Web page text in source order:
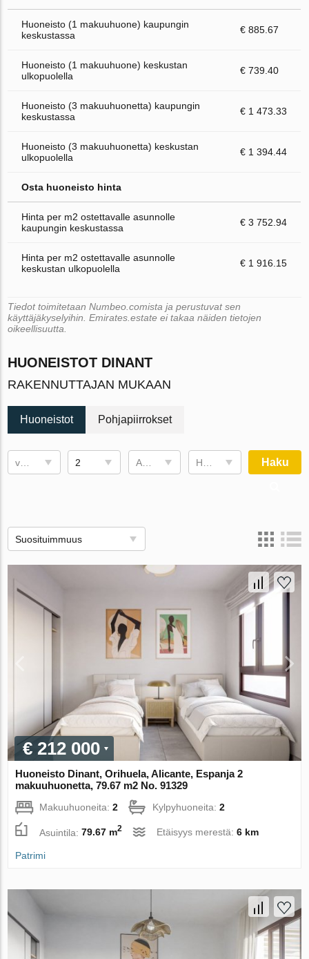
Huoneisto (1 makuuhuone) kaupungin
keskustassa
€ 885.67
Huoneisto (1 makuuhuone) keskustan
ulkopuolella
€ 739.40
Huoneisto (3 makuuhuonetta) kaupungin
keskustassa
€ 1 473.33
Huoneisto (3 makuuhuonetta) keskustan
ulkopuolella
€ 1 394.44
Osta huoneisto hinta
Hinta per m2 ostettavalle asunnolle
kaupungin keskustassa
€ 3 752.94
Hinta per m2 ostettavalle asunnolle
keskustan ulkopuolella
€ 1 916.15
Tiedot toimitetaan Numbeo.comista ja perustuvat sen
käyttäjäkyselyihin. Emirates.estate ei takaa näiden tietojen
oikeellisuutta.
HUONEISTOT DINANT
RAKENNUTTAJAN MUKAAN
Huoneistot Pohjapiirrokset
2 Asuintila Haku
Suosituimmuus
€ 212 000
Huoneisto Dinant, Orihuela, Alicante, Espanja 2
makuuhuonetta, 79.67 m2 No. 91329
Makuuhuoneita:2 Kylpyhuoneita:2
Asuintila:79.67 m2 Etäisyys merestä:6 km
Patrimi